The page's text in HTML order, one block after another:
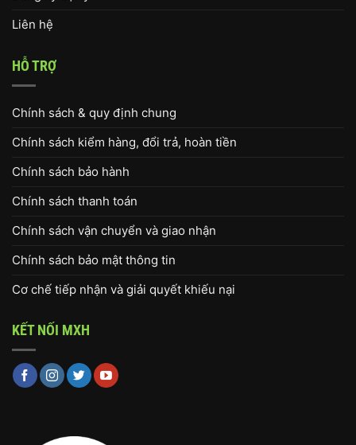
Liên hệ
HỖ TRỢ
Chính sách & quy định chung
Chính sách kiểm hàng, đổi trả, hoàn tiền
Chính sách bảo hành
Chính sách thanh toán
Chính sách vận chuyển và giao nhận
Chính sách bảo mật thông tin
Cơ chế tiếp nhận và giải quyết khiếu nại
KẾT NỐI MXH